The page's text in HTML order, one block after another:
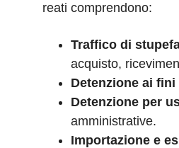
reati comprendono:
Traffico di
acquisto,
Detenzione ai
Detenzione per
amministrative.
Importazione e